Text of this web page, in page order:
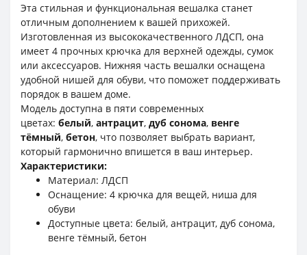
Эта стильная и функциональная вешалка станет
отличным дополнением к вашей прихожей.
Изготовленная из высококачественного ЛДСП, она
имеет 4 прочных крючка для верхней одежды, сумок
или аксессуаров. Нижняя часть вешалки оснащена
удобной нишей для обуви, что поможет поддерживать
порядок в вашем доме.
Модель доступна в пяти современных
цветах: белый, антрацит, дуб сонома, венге
тёмный, бетон, что позволяет выбрать вариант,
который гармонично впишется в ваш интерьер.
Характеристики:
Материал: ЛДСП
Оснащение: 4 крючка для вещей, ниша для
обуви
Доступные цвета: белый, антрацит, дуб сонома,
венге тёмный, бетон